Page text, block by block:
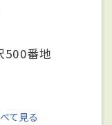
500番地
て見る